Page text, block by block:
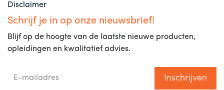
Disclaimer
Schrijf je in op onze nieuwsbrief!
Blijf op de hoogte van de laatste nieuwe producten,
opleidingen en kwalitatief advies.
Inschrijven